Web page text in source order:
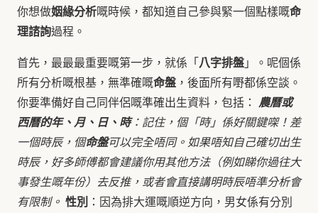
你想做姻緣分析嘅時候，都知道自己參與緊一個點樣嘅命
理諮詢過程。
首先，最最最重要嘅第一步，就係「八字排盤」。呢個係
所有分析嘅根基，無準確嘅命盤 ，後面所有嘢都係空談。
你要準備好自己同伴侶嘅準確出生資料，包括： 農曆或
西曆的年、月、日、時：記住，個「時」係好關鍵㗎！差
一個時辰，個命盤可以完全唔同。如果唔知自己確切出生
時辰，好多師傅都會建議你用其他方法（例如睇你過往大
事發生嘅年份）去反推，或者會直接講明時辰唔準分析會
有限制。 性別 ：因為排大運嘅順逆方向，男女係有分別